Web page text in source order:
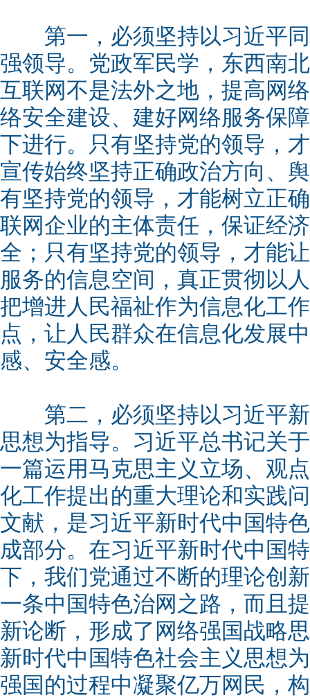
第一，必须坚持以习近平同
强领导。党政军民学，东西南
互联网不是法外之地，提高网
络安全建设、建好网络服务保
下进行。只有坚持党的领导，
宣传始终坚持正确政治方向、
有坚持党的领导，才能树立正
联网企业的主体责任，保证经
全；只有坚持党的领导，才能
服务的信息空间，真正贯彻以
把增进人民福祉作为信息化工
点，让人民群众在信息化发展
感、安全感。
第二，必须坚持以习近平新
思想为指导。习近平总书记关
一篇运用马克思主义立场、观
化工作提出的重大理论和实践
文献，是习近平新时代中国特
成部分。在习近平新时代中国
下，我们党通过不断的理论创
一条中国特色治网之路，而且
新论断，形成了网络强国战略
新时代中国特色社会主义思想
强国的过程中凝聚亿万网民，